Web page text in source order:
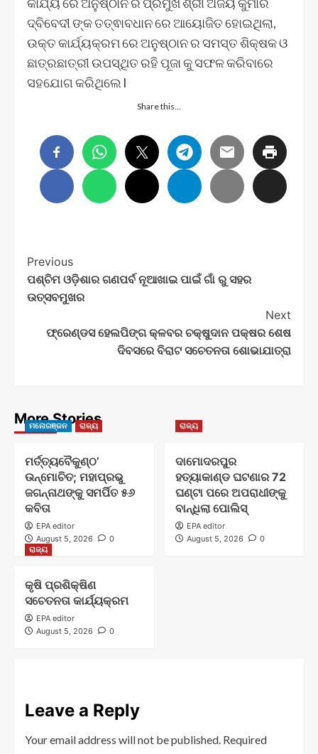
ଦ୍ବିବେଦୀ ଙ୍କ ତତ୍ଵାବଧାନ ରେ ଆୟୋଜିତ ହୋଇଥିଲା,
ଉକ୍ତ କାର୍ଯ୍ୟକ୍ରମ ରେ ଅନୁଷ୍ଠାନ ର ସମସ୍ତ ଶିକ୍ଷକ ଓ
ଛାତ୍ରଛାତ୍ରୀ ଉପସ୍ଥିତ ରହି ପୂଜା କୁ ସଫଳ କରିବାରେ
ସହଯୋଗ କରିଥିଲେ l
Share this…
Post
Navigation
Previous
ପଶ୍ଚିମ ଓଡ଼ିଶାର ଗଣପର୍ବ ନୂଆଖାଇ ପାଇଁ ଗାଁ ରୁ ସହର
ଉତ୍ସବମୁଖର
Next
ଫ୍ରେଣ୍ଡସ ହେଲପିଙ୍ଗ କ୍ଳବର ଚକ୍ଷୁଦାନ ପକ୍ଷର ଶେଷ
ଦିବସରେ ବିରାଟ ସଚେତନତା ଶୋଭାଯାତ୍ରା
More Stories
ମନୋରଞ୍ଜନ ରାଜ୍ୟ
ମର୍ତ୍ତ୍ୟବୈକୁଣ୍ଠ’
ଉନ୍ମୋଚିତ; ମହାପ୍ରଭୁ
ଜଗନ୍ନାଥଙ୍କୁ ସମର୍ପିତ ୫୬
କବିତା
EPA editor
August 5, 2026
0
ରାଜ୍ୟ
ଦାମୋଦରପୁର
ହତ୍ୟାକାଣ୍ଡ ଘଟଣାର 72
ଘଣ୍ଟା ପରେ ଅପରାଧୀଙ୍କୁ
ବାନ୍ଧିଲା ପୋଲିସ୍
EPA editor
August 5, 2026
0
ରାଜ୍ୟ
କୃଷି ପ୍ରଶିକ୍ଷିଣ
ସଚେତନତା କାର୍ଯ୍ୟକ୍ରମ
EPA editor
August 5, 2026
0
Leave a Reply
Your email address will not be published. Required